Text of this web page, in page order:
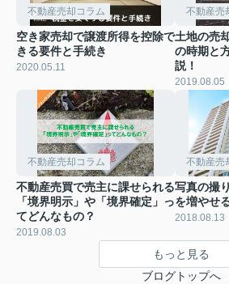
不動産売却コラム
空き家売却で譲渡所得を控除で
きる要件と手続き
2020.05.11
不動産売
土地の売
の時期と
説！
2019.08.05
不動産売却コラム
不動産売買で売主に課せられる
「境界明示」や「境界確定」っ
てどんなもの？
2019.08.03
不動産売
写真の撮
を増やせ
2018.08.13
もっと見る
ブログトップへ